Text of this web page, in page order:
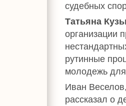
судебных
Татьяна
организации
рутинные
молодежь
Иван
рассказал о